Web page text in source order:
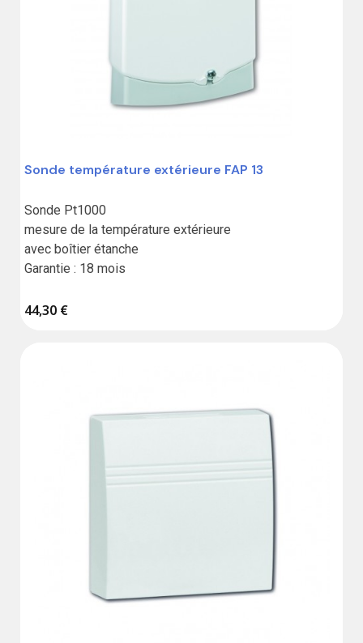
Sonde température extérieure FAP 13
Sonde Pt1000
mesure de la température extérieure
avec boîtier étanche
Garantie : 18 mois
44,30 €